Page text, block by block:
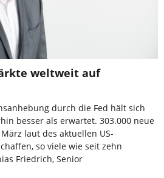
weltweit auf
durch die Fed hält sich
besser als erwartet. 303.000 neue
laut des aktuellen US-
so viele wie seit zehn
Friedrich, Senior